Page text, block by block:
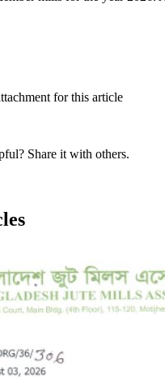
for this article
Share it with others.